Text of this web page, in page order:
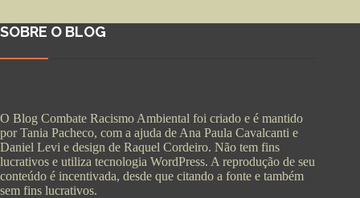
SOBRE O BLOG
O Blog Combate Racismo Ambiental foi criado e é mantido
por Tania Pacheco, com a ajuda de Ana Paula Cavalcanti e
Daniel Levi e design de Raquel Cordeiro. Não tem fins
lucrativos e utiliza tecnologia WordPress. A reprodução de seu
conteúdo é incentivada, desde que citando a fonte e também
sem fins lucrativos.